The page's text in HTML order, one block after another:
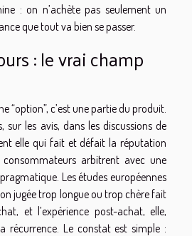
: on n’achète pas seulement un
que tout va bien se passer.
: le vrai champ
“option”, c’est une partie du produit.
sur les avis, dans les discussions de
elle qui fait et défait la réputation
consommateurs arbitrent avec une
Les études européennes
jugée trop longue ou trop chère fait
et l’expérience post-achat, elle,
récurrence. Le constat est simple :